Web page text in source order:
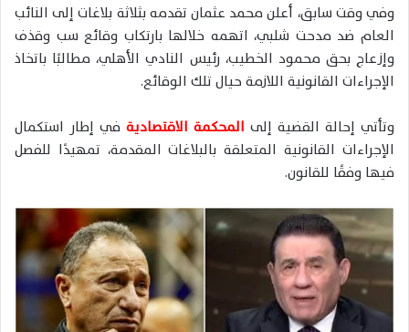
وفي وقت سابق، أعلن محمد عثمان تقدمه بثلاثة بلاغات إلى النائب
العام ضد مدحت شلبي، اتهمه خلالها بارتكاب وقائع سب وقذف
وإزعاج بحق محمود الخطيب، رئيس النادي الأهلي، مطالبًا باتخاذ
الإجراءات القانونية اللازمة حيال تلك الوقائع.
وتأتي إحالة القضية إلى المحكمة الاقتصادية في إطار استكمال
الإجراءات القانونية المتعلقة بالبلاغات المقدمة، تمهيدًا للفصل
فيها وفقًا للقانون.